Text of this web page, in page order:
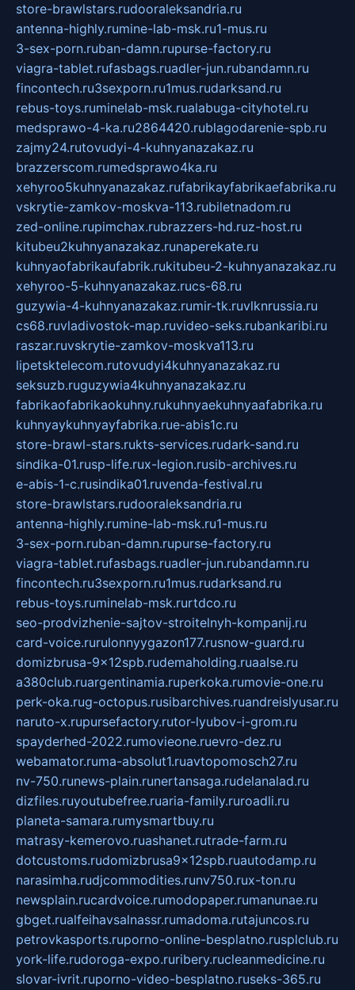
store-brawlstars.rudooraleksandria.ru
antenna-highly.rumine-lab-msk.ru1-mus.ru
3-sex-porn.ruban-damn.rupurse-factory.ru
viagra-tablet.rufasbags.ruadler-jun.rubandamn.ru
fincontech.ru3sexporn.ru1mus.rudarksand.ru
rebus-toys.ruminelab-msk.rualabuga-cityhotel.ru
medsprawo-4-ka.ru2864420.rublagodarenie-spb.ru
zajmy24.rutovudyi-4-kuhnyanazakaz.ru
brazzerscom.rumedsprawo4ka.ru
xehyroo5kuhnyanazakaz.rufabrikayfabrikaefabrika.ru
vskrytie-zamkov-moskva-113.rubiletnadom.ru
zed-online.rupimchax.rubrazzers-hd.ruz-host.ru
kitubeu2kuhnyanazakaz.runaperekate.ru
kuhnyaofabrikaufabrik.rukitubeu-2-kuhnyanazakaz.ru
xehyroo-5-kuhnyanazakaz.rucs-68.ru
guzywia-4-kuhnyanazakaz.rumir-tk.ruvlknrussia.ru
cs68.ruvladivostok-map.ruvideo-seks.rubankaribi.ru
raszar.ruvskrytie-zamkov-moskva113.ru
lipetsktelecom.rutovudyi4kuhnyanazakaz.ru
seksuzb.ruguzywia4kuhnyanazakaz.ru
fabrikaofabrikaokuhny.rukuhnyaekuhnyaafabrika.ru
kuhnyaykuhnyayfabrika.rue-abis1c.ru
store-brawl-stars.rukts-services.rudark-sand.ru
sindika-01.rusp-life.rux-legion.rusib-archives.ru
e-abis-1-c.rusindika01.ruvenda-festival.ru
store-brawlstars.rudooraleksandria.ru
antenna-highly.rumine-lab-msk.ru1-mus.ru
3-sex-porn.ruban-damn.rupurse-factory.ru
viagra-tablet.rufasbags.ruadler-jun.rubandamn.ru
fincontech.ru3sexporn.ru1mus.rudarksand.ru
rebus-toys.ruminelab-msk.rurtdco.ru
seo-prodvizhenie-sajtov-stroitelnyh-kompanij.ru
card-voice.rurulonnyygazon177.rusnow-guard.ru
domizbrusa-9x12spb.rudemaholding.ruaalse.ru
a380club.ruargentinamia.ruperkoka.rumovie-one.ru
perk-oka.rug-octopus.rusibarchives.ruandreislyusar.ru
naruto-x.rupursefactory.rutor-lyubov-i-grom.ru
spayderhed-2022.rumovieone.ruevro-dez.ru
webamator.ruma-absolut1.ruavtopomosch27.ru
nv-750.runews-plain.runertansaga.rudelanalad.ru
dizfiles.ruyoutubefree.ruaria-family.ruroadli.ru
planeta-samara.rumysmartbuy.ru
matrasy-kemerovo.ruashanet.rutrade-farm.ru
dotcustoms.rudomizbrusa9x12spb.ruautodamp.ru
narasimha.rudjcommodities.runv750.rux-ton.ru
newsplain.rucardvoice.rumodopaper.rumanunae.ru
gbget.rualfeihavsalnassr.rumadoma.rutajuncos.ru
petrovkasports.ruporno-online-besplatno.rusplclub.ru
york-life.rudoroga-expo.ruribery.rucleanmedicine.ru
slovar-ivrit.ruporno-video-besplatno.ruseks-365.ru